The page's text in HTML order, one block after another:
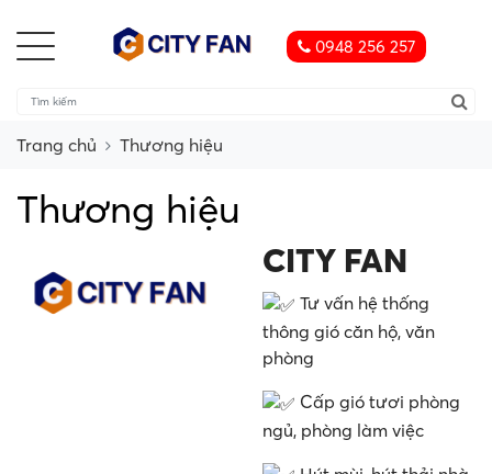
0948 256 257
Trang chủ Thương hiệu
Thương hiệu
CITY FAN
Tư vấn hệ thống
thông gió căn hộ, văn
phòng
Cấp gió tươi phòng
ngủ, phòng làm việc